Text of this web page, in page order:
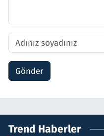
Gönder
Trend Haberler